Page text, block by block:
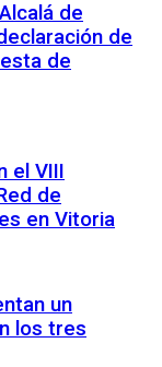
de
de
de
el VIII
de
en Vitoria
un
los tres